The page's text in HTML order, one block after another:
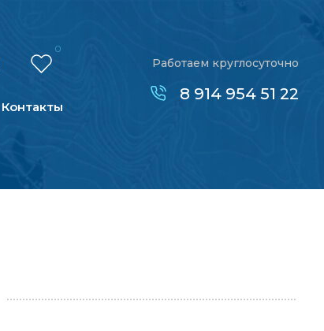
0
Контакты
Работаем круглосуточно
8 914 954 51 22